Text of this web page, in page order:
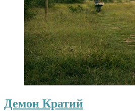
Демон Кратий